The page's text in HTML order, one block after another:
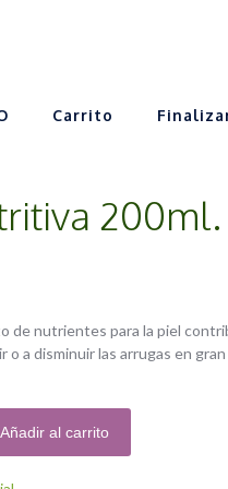
Carrito
200ml.
de nutrientes para la piel
o a disminuir las arrugas en
Añadir al carrito